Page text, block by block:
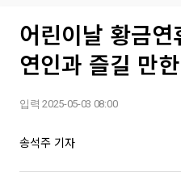
어린이날 황금
연인과 즐길 만
입력 2025-05-03 08:00
송석주 기자